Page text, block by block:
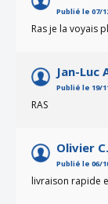
Publié le 07/
Ras je la voyais
Jan-Luc
Publié le 19/
RAS
Olivier C.
Publié le 06/
livraison rapide